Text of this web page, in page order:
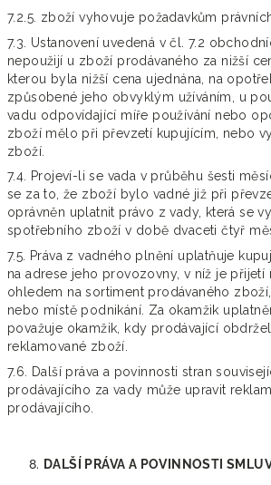
7.2.5. zboží vyhovuje požadavkům
7.3. Ustanovení uvedená v čl. 7.2
nepoužijí u zboží prodávaného za nižší
kterou byla nižší cena ujednána, na
způsobené jeho obvyklým užíváním, u
vadu odpovídající míře používání nebo
zboží mělo při převzetí kupujícím, nebo
zboží.
7.4. Projeví-li se vada v průběhu šesti
se za to, že zboží bylo vadné již při
oprávněn uplatnit právo z vady, která se
spotřebního zboží v době dvaceti čtyř
7.5. Práva z vadného plnění uplatňuje
na adrese jeho provozovny, v níž je přijetí
ohledem na sortiment prodávaného
nebo místě podnikání. Za okamžik
považuje okamžik, kdy prodávající
reklamované zboží.
7.6. Další práva a povinnosti stran
prodávajícího za vady může upravit
prodávajícího.
DALŠÍ PRÁVA A POVINNOSTI